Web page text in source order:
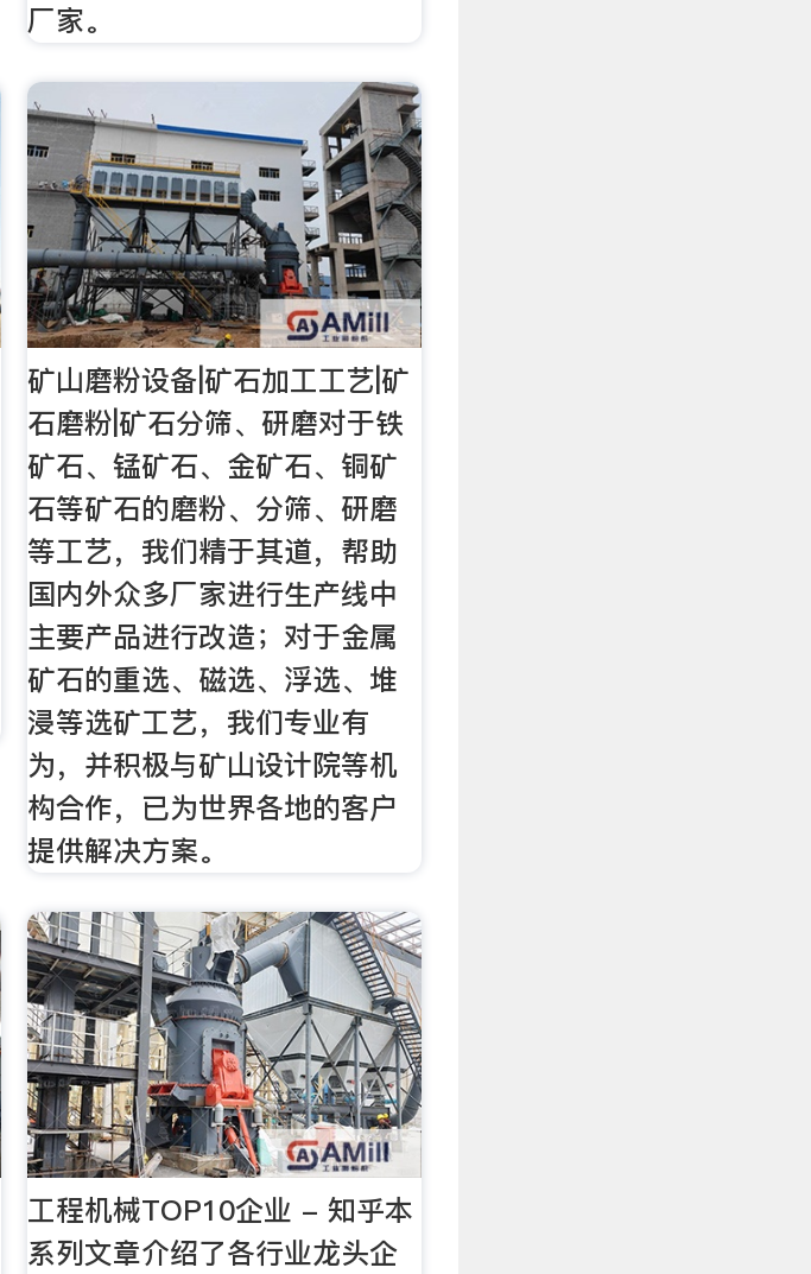
厂家。
矿山磨粉设备|矿石加工工艺|矿
石磨粉|矿石分筛、研磨对于铁
矿石、锰矿石、金矿石、铜矿
石等矿石的磨粉、分筛、研磨
等工艺，我们精于其道，帮助
国内外众多厂家进行生产线中
主要产品进行改造；对于金属
矿石的重选、磁选、浮选、堆
浸等选矿工艺，我们专业有
为，并积极与矿山设计院等机
构合作，已为世界各地的客户
提供解决方案。
工程机械TOP10企业 - 知乎本
系列文章介绍了各行业龙头企